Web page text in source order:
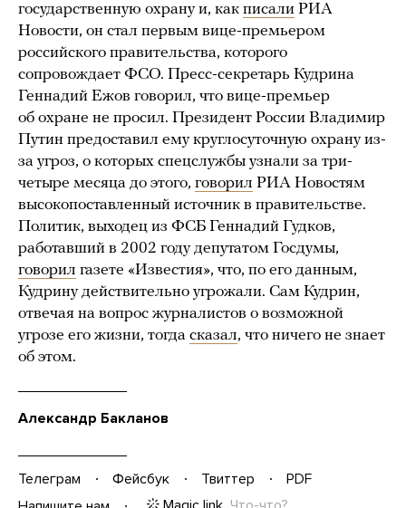
государственную охрану и, как писали РИА
Новости, он стал первым вице-премьером
российского правительства, которого
сопровождает ФСО. Пресс-секретарь Кудрина
Геннадий Ежов говорил, что вице-премьер
об охране не просил. Президент России Владимир
Путин предоставил ему круглосуточную охрану из-
за угроз, о которых спецслужбы узнали за три-
четыре месяца до этого, говорил РИА Новостям
высокопоставленный источник в правительстве.
Политик, выходец из ФСБ Геннадий Гудков,
работавший в 2002 году депутатом Госдумы,
говорил газете «Известия», что, по его данным,
Кудрину действительно угрожали. Сам Кудрин,
отвечая на вопрос журналистов о возможной
угрозе его жизни, тогда сказал, что ничего не знает
об этом.
Александр Бакланов
Телеграм Фейсбук Твиттер
PDF